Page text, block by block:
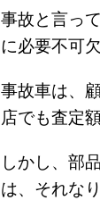
事故と言っ
に必要不可
事故車は、
店でも査定
しかし、部
は、それな